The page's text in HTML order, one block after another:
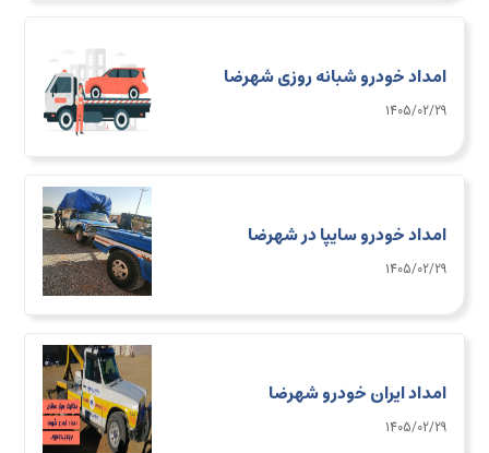
امداد خودرو شبانه روزی شهرضا
1405/02/29
امداد خودرو سایپا در شهرضا
1405/02/29
امداد ایران خودرو شهرضا
1405/02/29